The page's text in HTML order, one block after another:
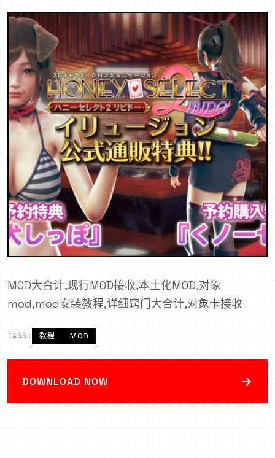
MOD大合计,现行MOD接收,本土化MOD,对象
mod,mod安装教程,详细窍门大合计,对象卡接收
TAGS: 教程 MOD
DOWNLOAD NOW →